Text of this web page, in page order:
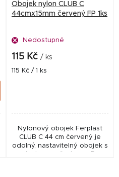
Obojek nylon CLUB C
44cmx15mm červený FP 1ks
Nedostupné
115 Kč / ks
Měrná
115 Kč / 1 ks
Nylonový obojek Ferplast
CLUB C 44 cm červený je
odolný, nastavitelný obojek s